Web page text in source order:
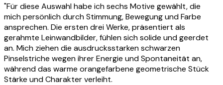
"Für diese Auswahl habe ich sechs Motive gewählt, die
mich persönlich durch Stimmung, Bewegung und Farbe
ansprechen. Die ersten drei Werke, präsentiert als
gerahmte Leinwandbilder, fühlen sich solide und geerdet
an. Mich ziehen die ausdrucksstarken schwarzen
Pinselstriche wegen ihrer Energie und Spontaneität an,
während das warme orangefarbene geometrische Stück
Stärke und Charakter verleiht.